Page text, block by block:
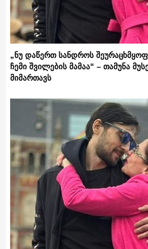
„ნუ დაწერთ სანდროს
ჩემი შვილების მამაა“ – თამუნა
მიმართავს